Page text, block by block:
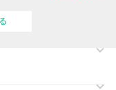
お問い合わせください。
付を行い、当方にて検
きましては、当方では責